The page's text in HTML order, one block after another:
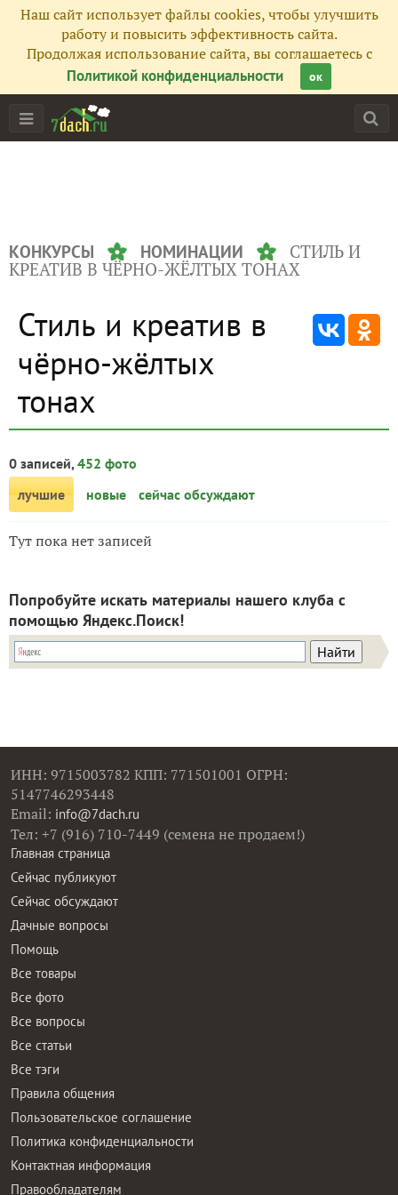
Наш сайт использует файлы cookies, чтобы улучшить
работу и повысить эффективность сайта.
Продолжая использование сайта, вы соглашаетесь с
Политикой конфиденциальности
ок
КОНКУРСЫ НОМИНАЦИИ
СТИЛЬ И
КРЕАТИВ В ЧЁРНО-ЖЁЛТЫХ ТОНАХ
Стиль и креатив в
чёрно-жёлтых
тонах
0 записей,452 фото
лучшие
новые сейчас обсуждают
Тут пока нет записей
Попробуйте искать материалы нашего клуба с
помощью Яндекс.Поиск!
ИНН: 9715003782 КПП: 771501001 ОГРН:
5147746293448
Email: info@7dach.ru
Тел: +7 (916) 710-7449 (семена не продаем!)
Главная страница
Сейчас публикуют
Сейчас обсуждают
Дачные вопросы
Помощь
Все товары
Все фото
Все вопросы
Все статьи
Все тэги
Правила общения
Пользовательское соглашение
Политика конфиденциальности
Контактная информация
Правообладателям